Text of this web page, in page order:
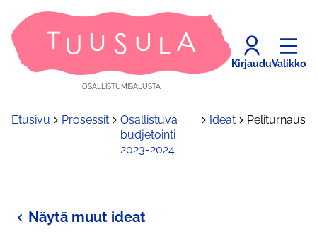
OSALLISTUMISALUSTA
KirjauduValikko
Etusivu Prosessit
Osallistuva
budjetointi
2023-2024
Ideat Peliturnaus
Näytä muut ideat